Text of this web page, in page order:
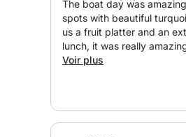
The boat day was
spots with beautiful
us a fruit platter and an
lunch, it was really
super kind, made sure we
Voir plus